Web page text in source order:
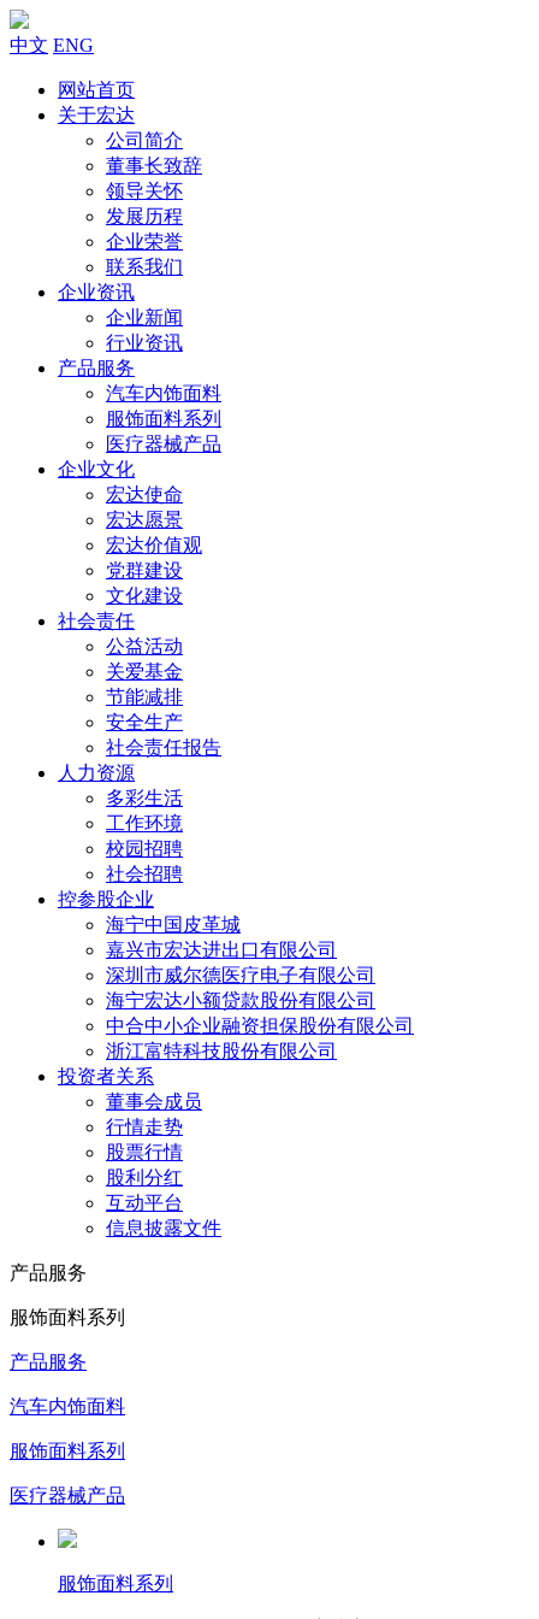
中文 ENG
网站首页
关于宏达
公司简介
董事长致辞
领导关怀
发展历程
企业荣誉
联系我们
企业资讯
企业新闻
行业资讯
产品服务
汽车内饰面料
服饰面料系列
医疗器械产品
企业文化
宏达使命
宏达愿景
宏达价值观
党群建设
文化建设
社会责任
公益活动
关爱基金
节能减排
安全生产
社会责任报告
人力资源
多彩生活
工作环境
校园招聘
社会招聘
控参股企业
海宁中国皮革城
嘉兴市宏达进出口有限公司
深圳市威尔德医疗电子有限公司
海宁宏达小额贷款股份有限公司
中合中小企业融资担保股份有限公司
浙江富特科技股份有限公司
投资者关系
董事会成员
行情走势
股票行情
股利分红
互动平台
信息披露文件
产品服务
服饰面料系列
产品服务
汽车内饰面料
服饰面料系列
医疗器械产品
服饰面料系列